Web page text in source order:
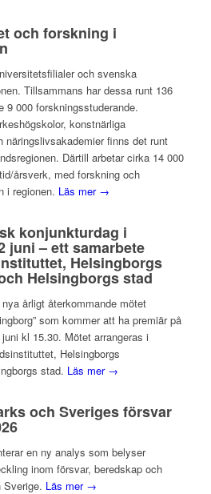
och forskning i
och svenska
Tillsammans har dessa runt 136
9 000 forskningsstuderande.
konstnärliga
näringslivsakademier finns det runt
Därtill arbetar cirka 14 000
årsverk, med forskning och
i regionen. Läs mer →
konjunkturdag i
juni – ett samarbete
Helsingborgs
Helsingborgs stad
årligt återkommande mötet
som kommer att ha premiär på
kl 15.30. Mötet arrangeras i
Helsingborgs
stad. Läs mer →
och Sveriges försvar
en ny analys som belyser
inom försvar, beredskap och
Läs mer →